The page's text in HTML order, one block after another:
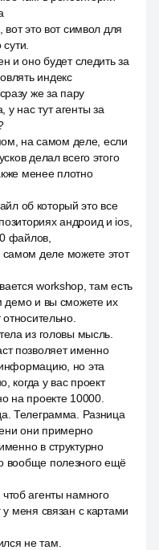
вот это вот символ для
и оно будет следить за
индекс
же за пару
нас тут агенты за
на самом деле, если
делал всего этого
менее плотно
об который это все
андроид и ios,
файлов,
деле можете этот
workshop, там есть
демо и вы сможете их
из головы мысль.
позволяет именно
информацию, но эта
когда у вас проект
на проекте 10000.
Телеграмма. Разница
они примерно
в структурно
вообще полезного ещё
агенты намного
меня связан с картами
не там.